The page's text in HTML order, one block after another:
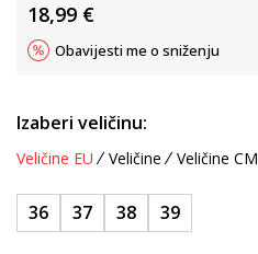
18,99 €
Obavijesti me o sniženju
Izaberi veličinu:
Veličine EU Veličine Veličine CM
36 37 38 39